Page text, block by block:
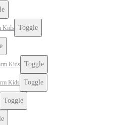
Kids Toggle
Kids Toggle
Kids Toggle
Toggle